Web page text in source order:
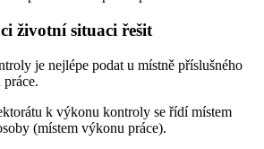
životní situaci řešit
je nejlépe podat u místně příslušného
k výkonu kontroly se řídí místem
(místem výkonu práce).